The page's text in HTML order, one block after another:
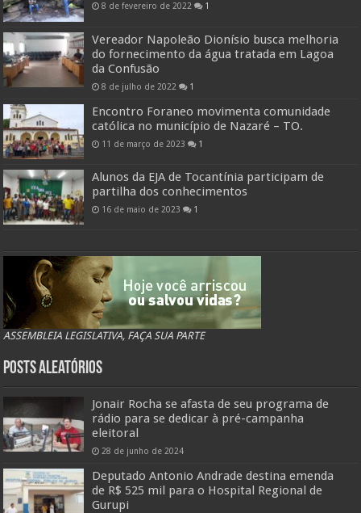
8 de fevereiro de 2022 1
Vereador Napoleão Dionísio busca melhoria
do fornecimento da água tratada em Lagoa
da Confusão
8 de julho de 2022 1
Encontro Foraneo movimenta comunidade
católica no município de Nazaré – TO.
11 de março de 2023 1
Alunos da EJA de Tocantínia participam de
partilha dos conhecimentos
16 de maio de 2023 1
ASSEMBLEIA LEGISLATIVA, FAÇA SUA PARTE
Posts Aleatórios
Jonair Rocha se afasta de seu programa de
rádio para se dedicar à pré-campanha
eleitoral
28 de junho de 2024
Deputado Antonio Andrade destina emenda
de R$ 525 mil para o Hospital Regional de
Gurupi